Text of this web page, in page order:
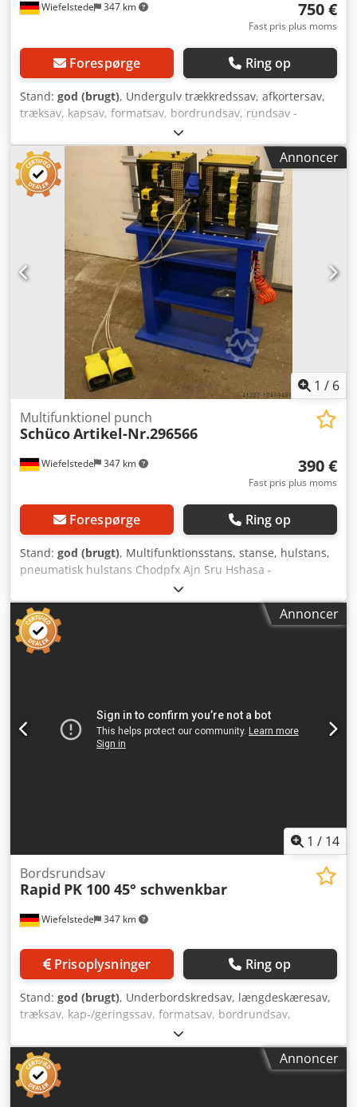
Wiefelstede 347 km 750 €
Fast pris plus moms
Forespørge Ring op
Stand: god (brugt), Undergulv trækkredssav, afkortersav,
træksav, kapsav, formatsav, bordrundsav, rundsav -
Fabrikat: White Paisley, bordrundsav på massivt understel
- Motoreffekt: 6,3 kW / 1430 o/min - Savklinge: Ø 550 mm -
Maks. skærehøjde: 180 mm Chodei I Hc Uepfx Ahaea -
Skærebredde: op til 455 mm - Bordhøjde: 850 til 1000 mm -
Spånudtræk: Udsugningsanlæg kan leveres mod merpris -
Dimensioner: 1240/1100/H1500 mm - Vægt: 762 kg
Annoncer
1 / 6
Wiefelstede 347 km
Multifunktionel punch
SchücoArtikel-Nr.296566
390 €
Fast pris plus moms
Forespørge Ring op
Stand: god (brugt), Multifunktionsstans, stanse, hulstans,
pneumatisk hulstans Chodpfx Ajn Sru Hshasa -
Annoncer
1 / 14
Wiefelstede 347 km
Bordsrundsav
Rapid PK 100 45° schwenkbar
Prisoplysninger Ring op
Stand: god (brugt), Underbordskredsav, længdeskæresav,
træksav, kap-/geringssav, formatsav, bordrundsav,
rundsav, præcisionsrundsav - Fabrikat: Rapid,
bordrundsav, savenhed vippes op til 45° - Type: Pk 100 -
Motoreffekt: 2,5 kW / 2850 omdr./min - Savklinge: Ø 250
mm (maks. Ø 300 mm) - Skærehøjde: 75 mm ved Ø 250 mm
klinge (maks. ca. 100 mm) Chedpfoyvpm Sjx Ahaja -
Annoncer